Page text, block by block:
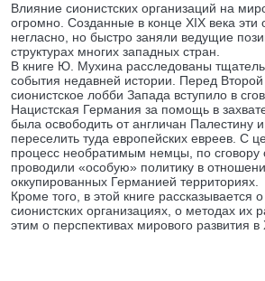
Влияние сионистских организаций на
огромно. Созданные в конце XIX века эти
негласно, но быстро заняли ведущие
структурах многих западных стран.
В книге Ю. Мухина расследованы
события недавней истории. Перед
сионистское лобби Запада вступило в
Нацистская Германия за помощь в
была освободить от англичан Палестину
переселить туда европейских евреев. С
процесс необратимым немцы, по сговору
проводили «особую» политику в
оккупированных Германией территориях.
Кроме того, в этой книге рассказывается
сионистских организациях, о методах их
этим о перспективах мирового развития в